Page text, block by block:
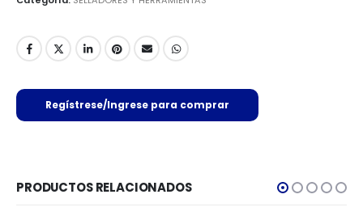
Regístrese/Ingrese para comprar
PRODUCTOS RELACIONADOS